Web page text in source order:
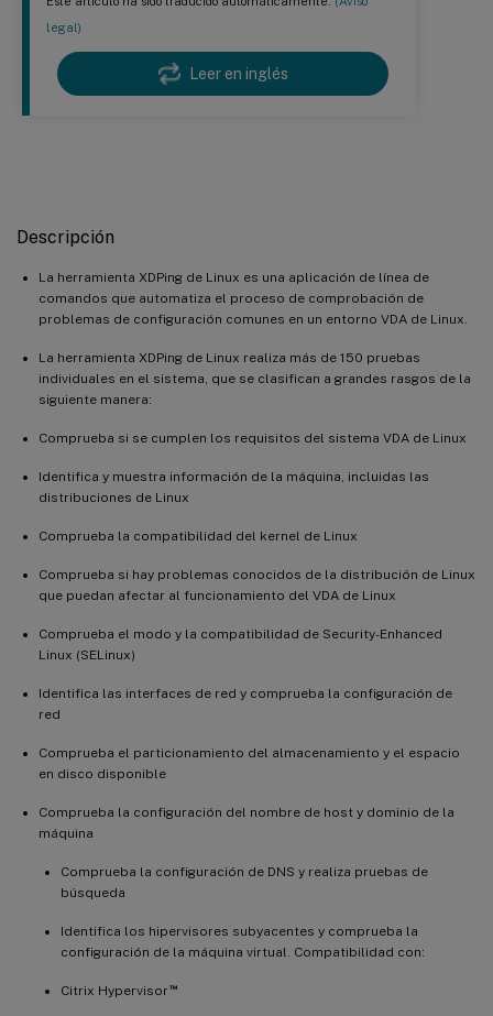
legal)
Leer en inglés
Descripción
La herramienta XDPing de Linux es una aplicación de línea de
comandos que automatiza el proceso de comprobación de
problemas de configuración comunes en un entorno VDA de Linux.
La herramienta XDPing de Linux realiza más de 150 pruebas
individuales en el sistema, que se clasifican a grandes rasgos de la
siguiente manera:
Comprueba si se cumplen los requisitos del sistema VDA de Linux
Identifica y muestra información de la máquina, incluidas las
distribuciones de Linux
Comprueba la compatibilidad del kernel de Linux
Comprueba si hay problemas conocidos de la distribución de Linux
que puedan afectar al funcionamiento del VDA de Linux
Comprueba el modo y la compatibilidad de Security-Enhanced
Linux (SELinux)
Identifica las interfaces de red y comprueba la configuración de
red
Comprueba el particionamiento del almacenamiento y el espacio
en disco disponible
Comprueba la configuración del nombre de host y dominio de la
máquina
Comprueba la configuración de DNS y realiza pruebas de
búsqueda
Identifica los hipervisores subyacentes y comprueba la
configuración de la máquina virtual. Compatibilidad con:
Citrix Hypervisor™